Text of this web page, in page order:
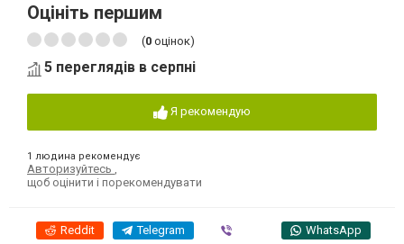
Оцініть першим
(0 оцінок)
5 переглядів в серпні
Я рекомендую
1 людина рекомендує
Авторизуйтесь
щоб оцінити і порекомендувати
Reddit Telegram WhatsApp